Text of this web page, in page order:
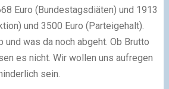
Euro (Bundestagsdiäten) und 1913
und 3500 Euro (Parteigehalt).
was da noch abgeht. Ob Brutto
es nicht. Wir wollen uns aufregen
sein.